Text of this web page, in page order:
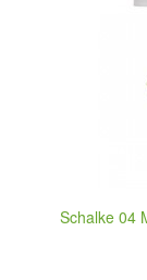
Schalke 04